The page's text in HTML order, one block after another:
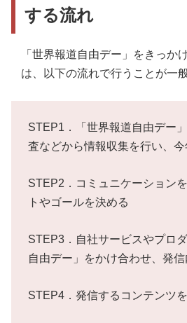
する流れ
「世界報道自由デー」をきっか
は、以下の流れで行うことが一
STEP1．「世界報道自由デー
査などから情報収集を行い、
STEP2．コミュニケーション
トやゴールを決める
STEP3．自社サービスやプロ
自由デー」をかけ合わせ、発
STEP4．発信するコンテンツ